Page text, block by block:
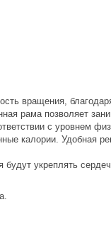
вращения,
рама позволяет
с уровнем
калории. Удобная
будут укреплять